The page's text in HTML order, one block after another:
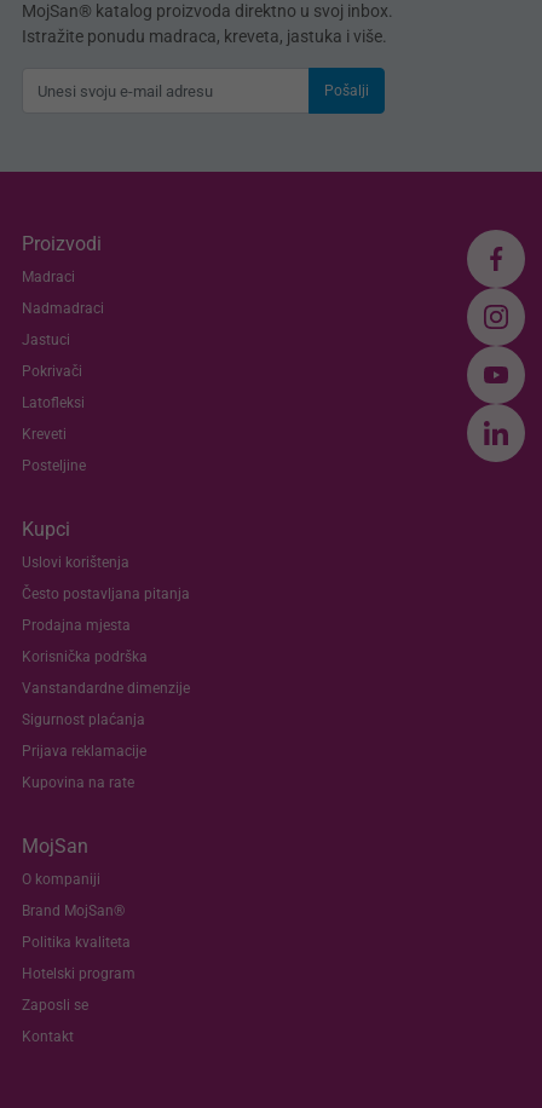
MojSan® katalog proizvoda direktno u svoj inbox.
Istražite ponudu madraca, kreveta, jastuka i više.
Pošalji
Proizvodi
Madraci
Nadmadraci
Jastuci
Pokrivači
Latofleksi
Kreveti
Posteljine
Kupci
Uslovi korištenja
Često postavljana pitanja
Prodajna mjesta
Korisnička podrška
Vanstandardne dimenzije
Sigurnost plaćanja
Prijava reklamacije
Kupovina na rate
MojSan
O kompaniji
Brand MojSan®
Politika kvaliteta
Hotelski program
Zaposli se
Kontakt